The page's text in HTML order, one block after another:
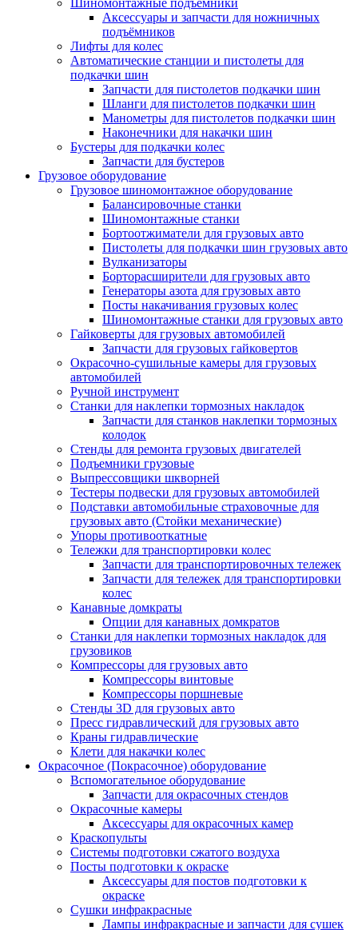
Шиномонтажные подъемники
Аксессуары и запчасти для ножничных
подъёмников
Лифты для колес
Автоматические станции и пистолеты для
подкачки шин
Запчасти для пистолетов подкачки шин
Шланги для пистолетов подкачки шин
Манометры для пистолетов подкачки шин
Наконечники для накачки шин
Бустеры для подкачки колес
Запчасти для бустеров
Грузовое оборудование
Грузовое шиномонтажное оборудование
Балансировочные станки
Шиномонтажные станки
Бортоотжиматели для грузовых авто
Пистолеты для подкачки шин грузовых авто
Вулканизаторы
Борторасширители для грузовых авто
Генераторы азота для грузовых авто
Посты накачивания грузовых колес
Шиномонтажные станки для грузовых авто
Гайковерты для грузовых автомобилей
Запчасти для грузовых гайковертов
Окрасочно-сушильные камеры для грузовых
автомобилей
Ручной инструмент
Станки для наклепки тормозных накладок
Запчасти для станков наклепки тормозных
колодок
Стенды для ремонта грузовых двигателей
Подъемники грузовые
Выпрессовщики шкворней
Тестеры подвески для грузовых автомобилей
Подставки автомобильные страховочные для
грузовых авто (Стойки механические)
Упоры противооткатные
Тележки для транспортировки колес
Запчасти для транспортировочных тележек
Запчасти для тележек для транспортировки
колес
Канавные домкраты
Опции для канавных домкратов
Станки для наклепки тормозных накладок для
грузовиков
Компрессоры для грузовых авто
Компрессоры винтовые
Компрессоры поршневые
Стенды 3D для грузовых авто
Пресс гидравлический для грузовых авто
Краны гидравлические
Клети для накачки колес
Окрасочное (Покрасочное) оборудование
Вспомогательное оборудование
Запчасти для окрасочных стендов
Окрасочные камеры
Аксессуары для окрасочных камер
Краскопульты
Системы подготовки сжатого воздуха
Посты подготовки к окраске
Аксессуары для постов подготовки к
окраске
Сушки инфракрасные
Лампы инфракрасные и запчасти для сушек